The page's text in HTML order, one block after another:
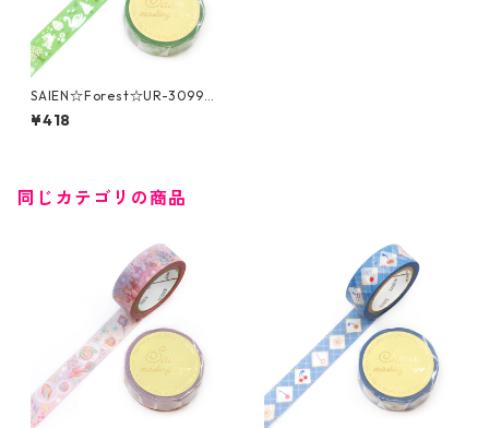
SAIEN☆Forest☆UR-3099☆
金箔☆マスキングテープ
¥418
同じカテゴリの商品